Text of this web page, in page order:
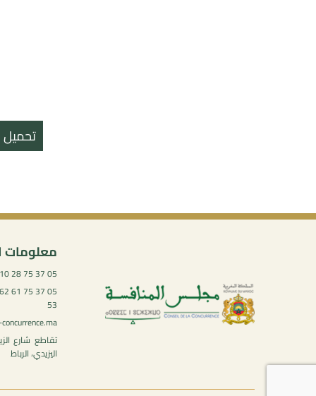
تحميل
معلومات
05 37 75 28 10
53
تقاطع شارع
اليزيدي، الرباط